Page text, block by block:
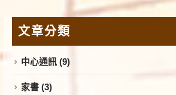
文章分類
中心通訊 (9)
家書 (3)